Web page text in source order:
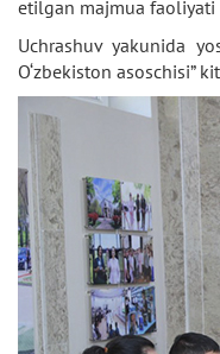
etilgan majmua faoliyati
Uchrashuv yakunida
O‘zbekiston asoschisi”